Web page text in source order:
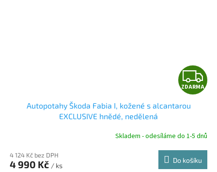
Z
D
R
ZDARMA
Autopotahy Škoda Fabia I, kožené s alcantarou
EXCLUSIVE hnědé, nedělená
Skladem - odesíláme do 1-5 dnů
4 124 Kč bez DPH
4 990 Kč / ks
Do košíku